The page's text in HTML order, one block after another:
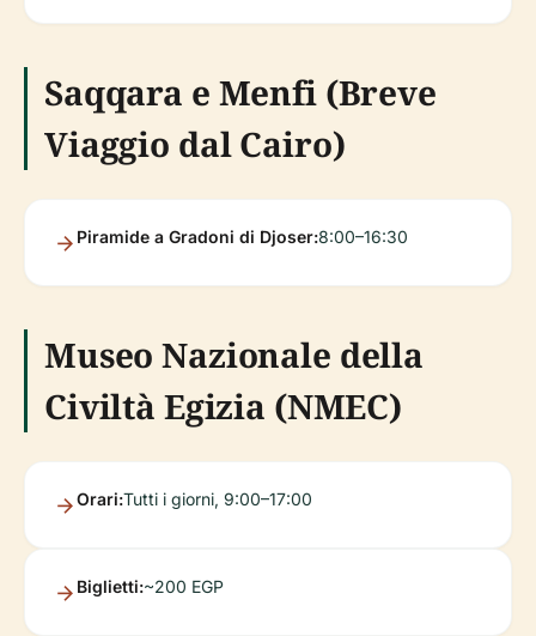
Saqqara e Menfi (Breve
Viaggio dal Cairo)
Piramide a Gradoni di Djoser:8:00–16:30
Museo Nazionale della
Civiltà Egizia (NMEC)
Orari:Tutti i giorni, 9:00–17:00
Biglietti:~200 EGP